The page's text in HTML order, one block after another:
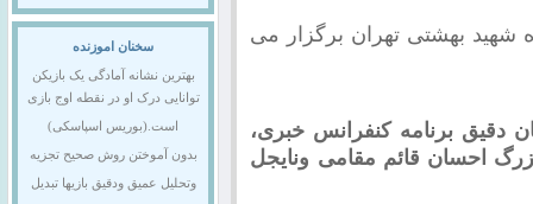
شهید بهشتی تهران برگزار می
دقیق برنامه کنفرانس خبری،
بزرگ احسان قائم مقامی ونایجل
سخنان اموزنده
بهترین نشانه آمادگی یک بازیکن
توانایی درک او در نقطه اوج بازی
است.(بوریس اسپاسکی)
بدون آموختن روش صحیح تجزیه
وتحلیل عمیق ودقیق بازیها تبدیل